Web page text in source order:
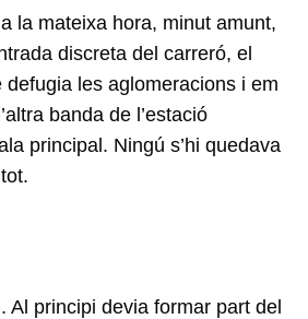
la mateixa hora, minut amunt,
discreta del carreró, el
les aglomeracions i em
banda de l’estació
principal. Ningú s’hi quedava
Al principi devia formar part del